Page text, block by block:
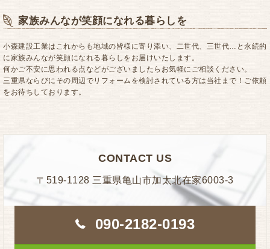
家族みんなが笑顔になれる暮らしを
小森建設工業はこれからも地域の皆様に寄り添い、二世代、三世代…と永続的
に家族みんなが笑顔になれる暮らしをお届けいたします。
何かご不安に思われる点などがございましたらお気軽にご相談ください。
三重県ならびにその周辺でリフォームを検討されている方は当社まで！ご依頼
をお待ちしております。
CONTACT US
〒519-1128 三重県亀山市加太北在家6003-3
090-2182-0193